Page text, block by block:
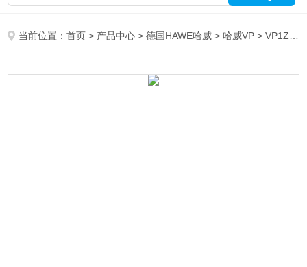
当前位置：首页 > 产品中心 >德国HAWE哈威 >哈威VP > VP1Z-N24HAWE哈威截止式电磁阀VP1Z机床用